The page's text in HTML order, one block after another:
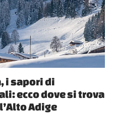
i sapori di
ecco dove si trova
Adige